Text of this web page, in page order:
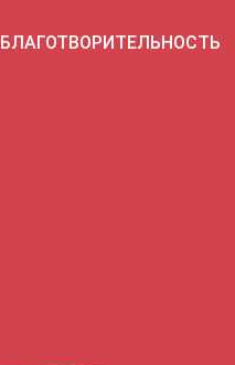
БЛАГОТВОРИТЕЛЬНОСТЬ